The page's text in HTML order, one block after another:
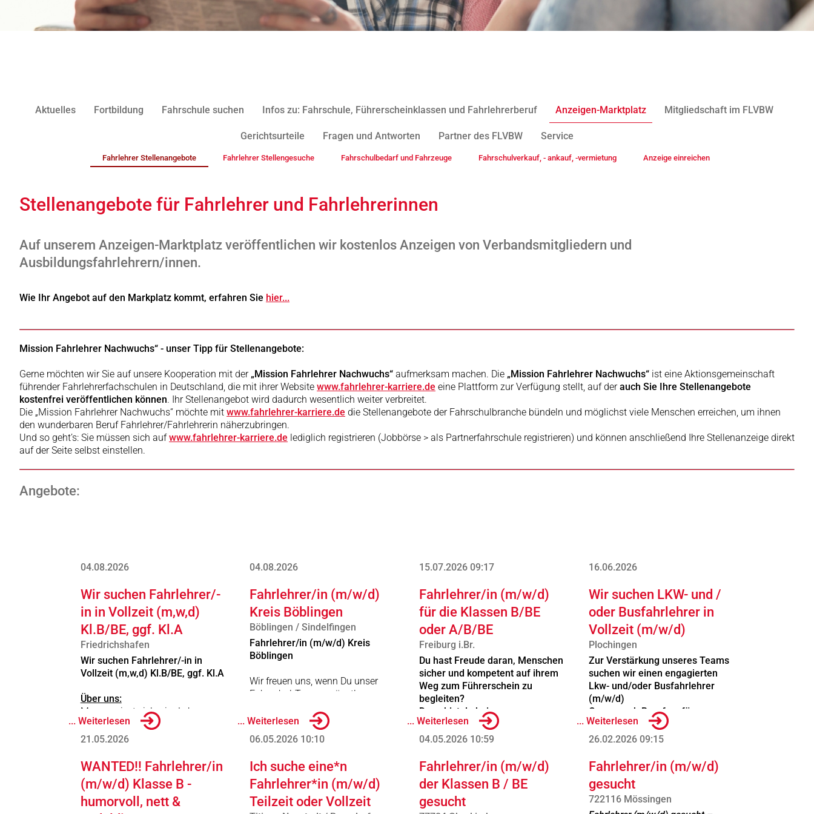
Aktuelles Fortbildung Fahrschule suchen Infos zu: Fahrschule, Führerscheinklassen und Fahrlehrerberuf Anzeigen-Marktplatz Mitgliedschaft im FLVBW
Gerichtsurteile Fragen und Antworten Partner des FLVBW Service
Fahrlehrer Stellenangebote Fahrlehrer Stellengesuche Fahrschulbedarf und Fahrzeuge Fahrschulverkauf, - ankauf, -vermietung Anzeige einreichen
Stellenangebote für Fahrlehrer und Fahrlehrerinnen
Auf unserem Anzeigen-Marktplatz veröffentlichen wir kostenlos Anzeigen von Verbandsmitgliedern und
Ausbildungsfahrlehrern/innen.
Wie Ihr Angebot auf den Markplatz kommt, erfahren Sie hier...
Mission Fahrlehrer Nachwuchs“ - unser Tipp für Stellenangebote:
Gerne möchten wir Sie auf unsere Kooperation mit der „Mission Fahrlehrer Nachwuchs“ aufmerksam machen. Die „Mission Fahrlehrer Nachwuchs“ ist eine Aktionsgemeinschaft
führender Fahrlehrerfachschulen in Deutschland, die mit ihrer Website www.fahrlehrer-karriere.de eine Plattform zur Verfügung stellt, auf derauch Sie Ihre Stellenangebote
kostenfrei veröffentlichen können. Ihr Stellenangebot wird dadurch wesentlich weiter verbreitet.
Die „Mission Fahrlehrer Nachwuchs“ möchte mit www.fahrlehrer-karriere.de die Stellenangebote der Fahrschulbranche bündeln und möglichst viele Menschen erreichen, um ihnen
den wunderbaren Beruf Fahrlehrer/Fahrlehrerin näherzubringen.
Und so geht’s: Sie müssen sich aufwww.fahrlehrer-karriere.de lediglich registrieren (Jobbörse > als Partnerfahrschule registrieren) und können anschließend Ihre Stellenanzeige direkt
auf der Seite selbst einstellen.
Angebote:
04.08.2026
Wir suchen Fahrlehrer/-
in in Vollzeit (m,w,d)
Kl.B/BE, ggf. Kl.A
Friedrichshafen
Wir suchen Fahrlehrer/-in in
Vollzeit (m,w,d) Kl.B/BE, ggf. Kl.A
Über uns:
Man vergisst vieles im Leben,
aber an die Fahrschulzeit erinnert
man sich immer! Bei ZERO to 100
bilden wir mit Spaß, modernster
Technik und auf Augenhöhe aus.
Um unserem Wachstum gerecht
zu werden, suchen wir
... Weiterlesen
04.08.2026
Fahrlehrer/in (m/w/d)
Kreis Böblingen
Böblingen / Sindelfingen
Fahrlehrer/in (m/w/d) Kreis
Böblingen
Wir freuen uns, wenn Du unser
Fahrschul-Team ergänzt!
Fahrlehrer/in (m / w / d) in
Vollzeit , Teilzeit
Wir bieten :
Festanstellung für die Kl.
B, gerne auch A und CE
... Weiterlesen
15.07.2026 09:17
Fahrlehrer/in (m/w/d)
für die Klassen B/BE
oder A/B/BE
Freiburg i.Br.
Du hast Freude daran, Menschen
sicher und kompetent auf ihrem
Weg zum Führerschein zu
begleiten?
Dann bist du bei uns genau
richtig!
suchen wir ab sofort eine/n
engagierte/n Fahrlehrer/in
(m/w/d) für die Klassen B und BE
oder A, B und BE – in Vollzeit,
... Weiterlesen
16.06.2026
Wir suchen LKW- und /
oder Busfahrlehrer in
Vollzeit (m/w/d)
Plochingen
Zur Verstärkung unseres Teams
suchen wir einen engagierten
Lkw- und/oder Busfahrlehrer
(m/w/d)
Gerne auch Berufsanfänger.
Ihr Profil:
Pädagogisches Geschick
und Freude am
Unterrichten
Verantwortungsbewusstsein Zuverlässigkeit
... Weiterlesen
21.05.2026
WANTED!! Fahrlehrer/in
(m/w/d) Klasse B -
humorvoll, nett &
06.05.2026 10:10
Ich suche eine*n
Fahrlehrer*in (m/w/d)
Teilzeit oder Vollzeit
04.05.2026 10:59
Fahrlehrer/in (m/w/d)
der Klassen B / BE
gesucht
26.02.2026 09:15
Fahrlehrer/in (m/w/d)
gesucht
722116 Mössingen